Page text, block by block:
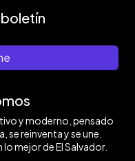
y moderno, pensado
se reinventa y se une.
mejor de El Salvador.